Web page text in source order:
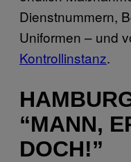
Dienstnummern,
Uniformen – und
Kontrollinstanz.
“MANN,
DOCH!”